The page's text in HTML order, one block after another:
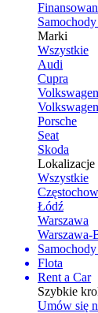
Marki
Wszystkie
Audi
Cupra
Porsche
Seat
Skoda
Lokalizacje
Wszystkie
Łódź
Warszawa
Warszawa-
Flota
Rent a Car
Szybkie
Umów się